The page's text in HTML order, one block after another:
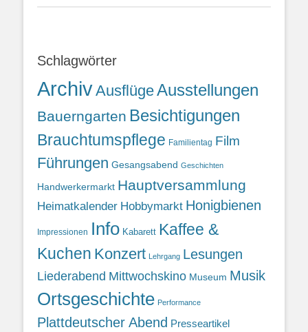
Schlagwörter
ArchivAusflügeAusstellungen
Bauerngarten Besichtigungen
Brauchtumspflege Familientag Film
Führungen Gesangsabend Geschichten
Handwerkermarkt Hauptversammlung
Heimatkalender Hobbymarkt Honigbienen
Impressionen Info Kabarett Kaffee &
Kuchen Konzert Lehrgang Lesungen
Liederabend Mittwochskino Museum Musik
Ortsgeschichte Performance
Plattdeutscher Abend Presseartikel